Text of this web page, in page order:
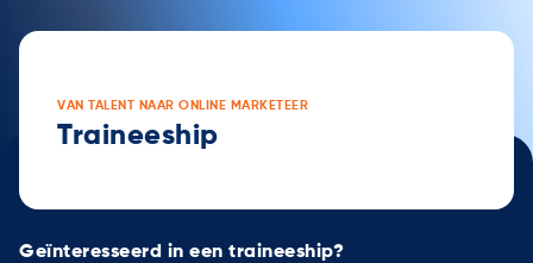
VAN TALENT NAAR ONLINE MARKETEER
Traineeship
Geïnteresseerd in een traineeship?